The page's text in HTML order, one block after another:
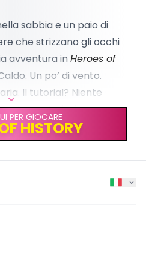
Play Fantasy
Base-Building
Multigiocatore
sabbia e un paio di
che strizzano gli occhi
avventura in Heroes of
Un po’ di vento.
Il tutorial? Niente
costruisci una
riscrivi la storia.Facile,
una fattoria di grano,
che sembrava più
che altro.
con anfore
come se dovessero
PER GIOCARE
HISTORY